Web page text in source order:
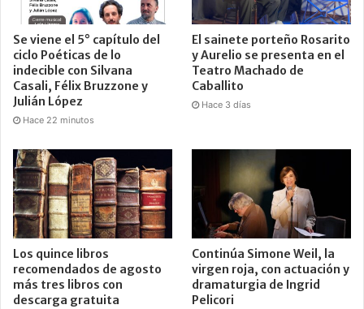
Se viene el 5° capítulo del
ciclo Poéticas de lo
indecible con Silvana
Casali, Félix Bruzzone y
Julián López
Hace 22 minutos
El sainete porteño Rosarito
y Aurelio se presenta en el
Teatro Machado de
Caballito
Hace 3 días
Los quince libros
recomendados de agosto
más tres libros con
descarga gratuita
Continúa Simone Weil, la
virgen roja, con actuación y
dramaturgia de Ingrid
Pelicori